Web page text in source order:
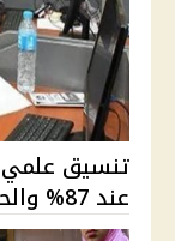
عند 87% والحاسبات 83% وأماكن بال...